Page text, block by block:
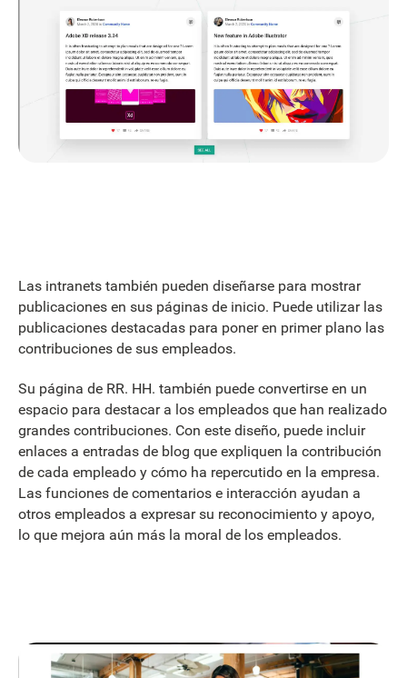
Las intranets también pueden diseñarse para mostrar
publicaciones en sus páginas de inicio. Puede utilizar las
publicaciones destacadas para poner en primer plano las
contribuciones de sus empleados.
Su página de RR. HH. también puede convertirse en un
espacio para destacar a los empleados que han realizado
grandes contribuciones. Con este diseño, puede incluir
enlaces a entradas de blog que expliquen la contribución
de cada empleado y cómo ha repercutido en la empresa.
Las funciones de comentarios e interacción ayudan a
otros empleados a expresar su reconocimiento y apoyo,
lo que mejora aún más la moral de los empleados.